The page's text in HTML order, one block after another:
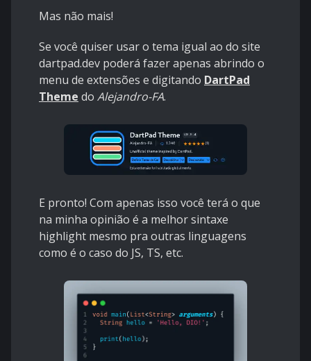
Mas não mais!
Se você quiser usar o tema igual ao do site
dartpad.dev poderá fazer apenas abrindo o
menu de extensões e digitando DartPad
Theme do Alejandro-FA.
E pronto! Com apenas isso você terá o que
na minha opinião é a melhor sintaxe
highlight mesmo pra outras linguagens
como é o caso do JS, TS, etc.